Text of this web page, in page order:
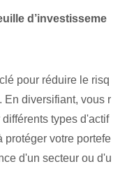
d’investisseme
pour réduire le risq
En diversifiant, vous r
types d'actif
protéger votre portefe
d'un secteur ou d'u